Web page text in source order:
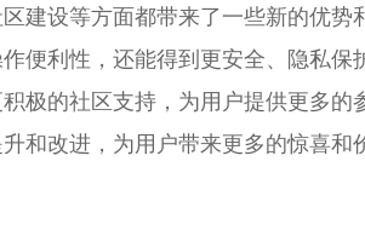
建设等方面都带来了一些新的优势
便利性，还能得到更安全、隐私保
极的社区支持，为用户提供更多的
和改进，为用户带来更多的惊喜和